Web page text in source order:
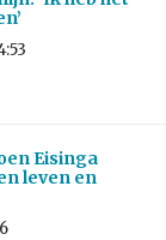
Eisinga
leven en